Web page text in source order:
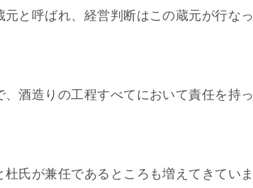
と呼ばれ、経営判断はこの蔵元が行なっ
酒造りの工程すべてにおいて責任を持っ
氏が兼任であるところも増えてきていま